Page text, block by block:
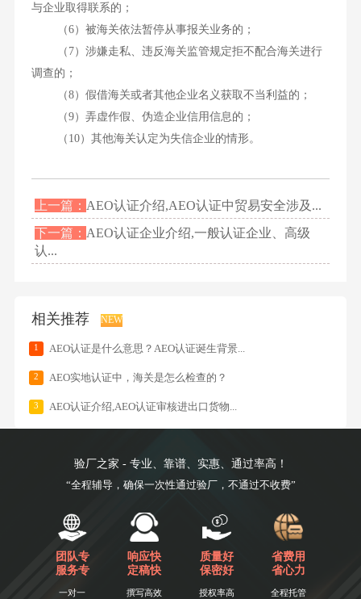
与企业取得联系的；
（6）被海关依法暂停从事报关业务的；
（7）涉嫌走私、违反海关监管规定拒不配合海关进行
调查的；
（8）假借海关或者其他企业名义获取不当利益的；
（9）弄虚作假、伪造企业信用信息的；
（10）其他海关认定为失信企业的情形。
上一篇： AEO认证介绍,AEO认证中贸易安全涉及...
下一篇： AEO认证企业介绍,一般认证企业、高级
认...
相关推荐 NEW
1 AEO认证是什么意思？AEO认证诞生背景...
2 AEO实地认证中，海关是怎么检查的？
3 AEO认证介绍,AEO认证审核进出口货物...
验厂之家 - 专业、靠谱、实惠、通过率高！
“全程辅导，确保一次性通过验厂，不通过不收费”
团队专
服务专
一对一
响应快
定稿快
撰写高效
质量好
保密好
授权率高
省费用
省心力
全程托管